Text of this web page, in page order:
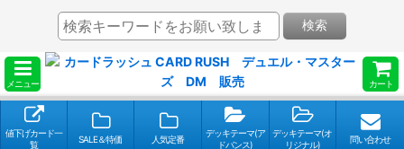
メニュー カート
検索
値下げカード一
覧
SALE＆特価 人気定番
デッキテーマ(ア
ドバンス)
デッキテーマ(オ
リジナル)
問い合わせ